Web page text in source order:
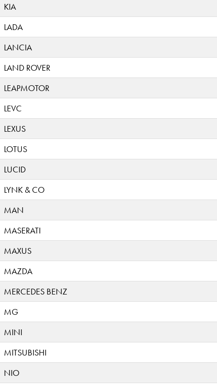
KIA
LADA
LANCIA
LAND ROVER
LEAPMOTOR
LEVC
LEXUS
LOTUS
LUCID
LYNK & CO
MAN
MASERATI
MAXUS
MAZDA
MERCEDES BENZ
MG
MINI
MITSUBISHI
NIO